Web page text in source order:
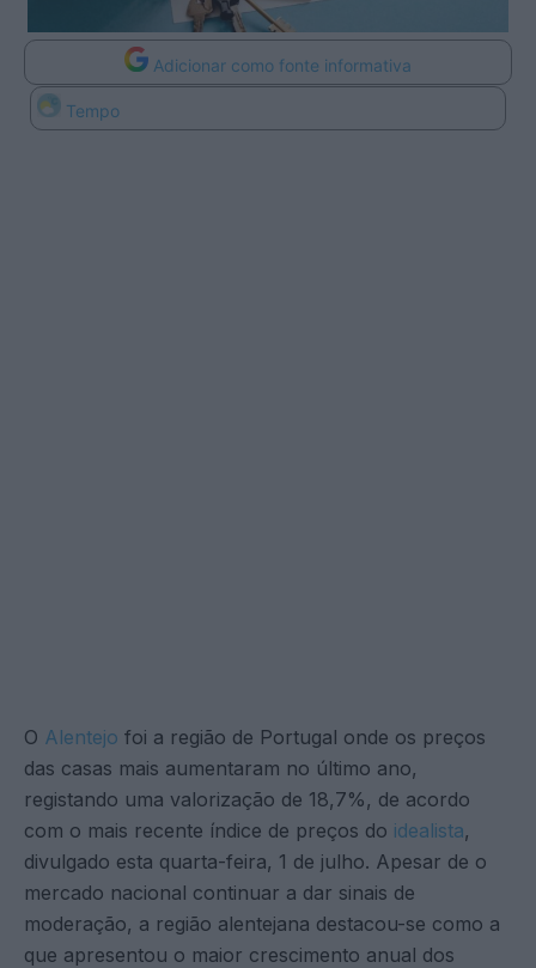
Adicionar como fonte informativa
Tempo
O Alentejo foi a região de Portugal onde os preços
das casas mais aumentaram no último ano,
registando uma valorização de 18,7%, de acordo
com o mais recente índice de preços do idealista,
divulgado esta quarta-feira, 1 de julho. Apesar de o
mercado nacional continuar a dar sinais de
moderação, a região alentejana destacou-se como a
que apresentou o maior crescimento anual dos